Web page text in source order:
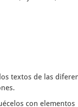
textos de las
con elementos